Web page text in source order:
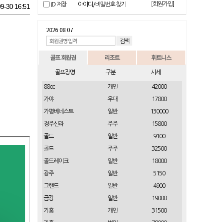
30 16:51 ID 저장 아이디/비밀번호 찾기 [회원가입]
2026-08-07
골프 회원권 리조트 휘트니스
골프장명 구분 시세
88cc 개인 42000
가야 우대 17800
가평베네스트 일반 130000
경주신라 주주 15800
골드 일반 9100
골드 주주 32500
골드레이크 일반 18000
광주 일반 5150
그랜드 일반 4900
금강 일반 19000
기흥 개인 31500